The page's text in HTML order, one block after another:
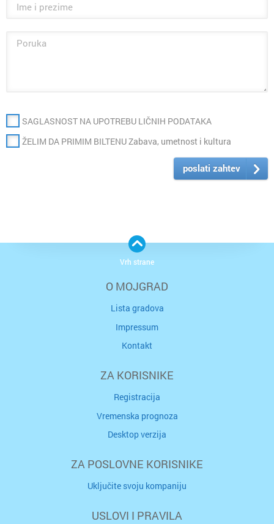
SAGLASNOST NA UPOTREBU LIČNIH PODATAKA
ŽELIM DA PRIMIM BILTENU Zabava, umetnost i kultura
poslati zahtev
O MOJGRAD
Lista gradova
Impressum
Kontakt
ZA KORISNIKE
Registracija
Vremenska prognoza
Desktop verzija
ZA POSLOVNE KORISNIKE
Uključite svoju kompaniju
USLOVI I PRAVILA
Vrh strane